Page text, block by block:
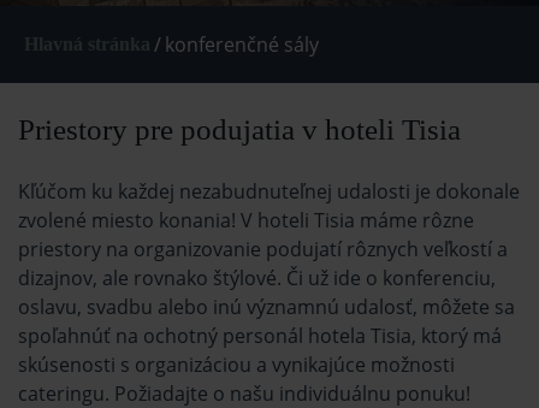
/konferenčné sály
Priestory pre podujatia v hoteli Tisia
Kľúčom ku každej nezabudnuteľnej udalosti je dokonale
zvolené miesto konania! V hoteli Tisia máme rôzne
priestory na organizovanie podujatí rôznych veľkostí a
dizajnov, ale rovnako štýlové. Či už ide o konferenciu,
oslavu, svadbu alebo inú významnú udalosť, môžete sa
spoľahnúť na ochotný personál hotela Tisia, ktorý má
skúsenosti s organizáciou a vynikajúce možnosti
cateringu. Požiadajte o našu individuálnu ponuku!